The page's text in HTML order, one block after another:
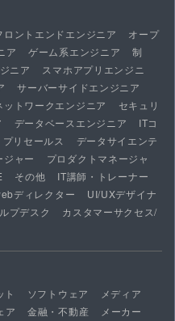
ロントエンドエンジニア
オープ
ア ゲーム系エンジニア
制
ニア
スマホアプリエンジニ
サーバーサイドエンジニア
ットワークエンジニア
セキュリ
データベースエンジニア
ITコ
プリセールス
データサイエンテ
ジャー
プロダクトマネージャ
その他
IT講師・トレーナー
ディレクター
UI/UXデザイナ
プデスク
カスタマーサクセス/
ト ソフトウェア
メディア
ア 金融・不動産
メーカー